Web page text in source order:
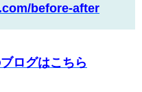
before-after
ログはこちら